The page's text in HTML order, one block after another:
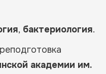
, бактериология.
академии им.